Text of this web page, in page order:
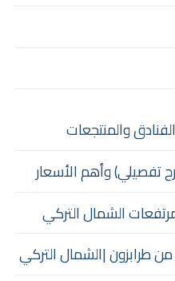
والمنتجعات
تفصيلي) وأهم الأسعار
الشمال التركي
من طرابزون |الشمال التركي